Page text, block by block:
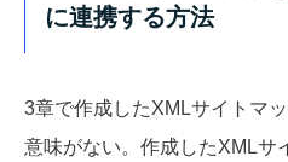
に連携する方法
3章で作成したXMLサイトマ
意味がない。作成したXMLサ